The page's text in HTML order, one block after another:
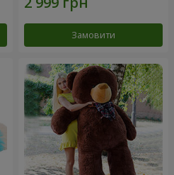
Замовити